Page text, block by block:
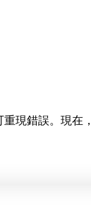
現錯誤。現在